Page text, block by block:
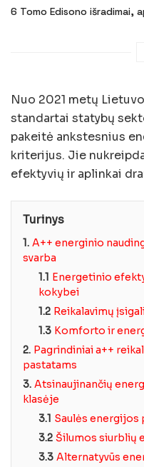
6 Tomo Edisono išradimai,
Nuo 2021 metų
standartai statybų
pakeitė ankstesnius
kriterijus. Jie
efektyvių ir aplinkai
Turinys
1. A++ energinio
svarba
1.1 Energetinio
kokybei
1.2 Reikalavimų
1.3 Komforto ir
2. Pagrindiniai a++
pastatams
3. Atsinaujinančių
klasėje
3.1 Saulės energijos
3.2 Šilumos siurblių
3.3 Alternatyvūs